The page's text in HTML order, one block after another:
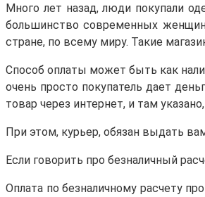
Много лет назад, люди покупали
большинство современных
стране, по всему миру. Такие
Способ оплаты может быть как
очень просто покупатель дает
товар через интернет, и там
При этом, курьер, обязан выдать
Если говорить про безналичный
Оплата по безналичному расчету